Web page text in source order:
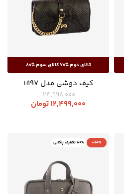
کیف دوشی مدل H197
24,998,000
12,499,000تومان
-50% 80% تخفیف پلکانی